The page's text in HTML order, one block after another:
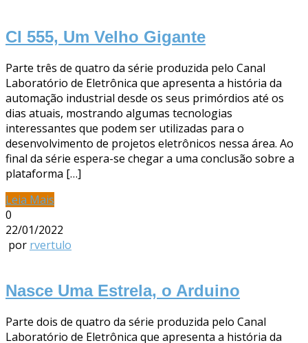
CI 555, Um Velho Gigante
Parte três de quatro da série produzida pelo Canal
Laboratório de Eletrônica que apresenta a história da
automação industrial desde os seus primórdios até os
dias atuais, mostrando algumas tecnologias
interessantes que podem ser utilizadas para o
desenvolvimento de projetos eletrônicos nessa área. Ao
final da série espera-se chegar a uma conclusão sobre a
plataforma […]
Leia Mais
0
22/01/2022
por rvertulo
Nasce Uma Estrela, o Arduino
Parte dois de quatro da série produzida pelo Canal
Laboratório de Eletrônica que apresenta a história da